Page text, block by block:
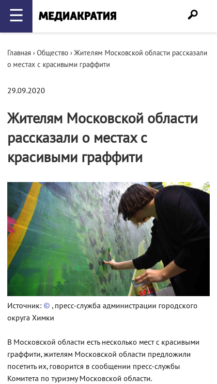
☰
Главная › Общество › Жителям Московской области рассказали
о местах с красивыми граффити
29.09.2020
Жителям Московской области
рассказали о местах с
красивыми граффити
Источник: © , пресс-служба администрации городского
округа Химки
В Московской области есть несколько мест с красивыми
граффити, жителям Московской области предложили
посетить их, говорится в сообщении пресс-службы
Комитета по туризму Московской области.